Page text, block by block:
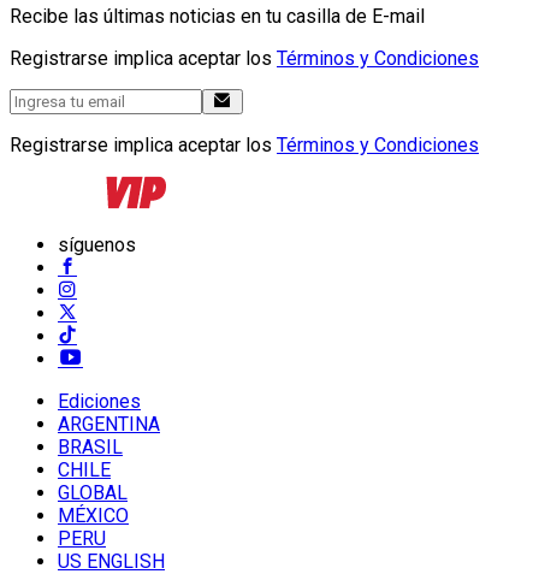
Recibe las últimas noticias en tu casilla de E-mail
Registrarse implica aceptar los Términos y Condiciones
Registrarse implica aceptar los Términos y Condiciones
síguenos
Ediciones
ARGENTINA
BRASIL
CHILE
GLOBAL
MÉXICO
PERU
US ENGLISH